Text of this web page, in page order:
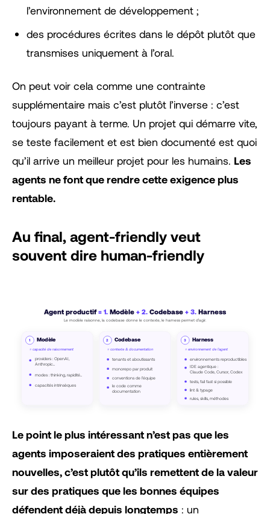
l’environnement de développement ;
des procédures écrites dans le dépôt plutôt que
transmises uniquement à l’oral.
On peut voir cela comme une contrainte
supplémentaire mais c’est plutôt l’inverse : c’est
toujours payant à terme. Un projet qui démarre vite,
se teste facilement et est bien documenté est quoi
qu’il arrive un meilleur projet pour les humains. Les
agents ne font que rendre cette exigence plus
rentable.
Au final, agent-friendly veut
souvent dire human-friendly
Agent productif=1. Modèle+ 2. Codebase+ 3. Harness
Le modèle raisonne, la codebase donne le contexte, le harness permet d’agir.
1 Modèle
= capacité de raisonnement
providers : OpenAI,
Anthropic...
modes : thinking, rapidité...
capacités intrinsèques
2 Codebase
= contexte & documentation
tenants et aboutissants
monorepo par produit
conventions de l’équipe
le code comme
documentation
3 Harness
= environnement de l’agent
environnements reproductibles
IDE agentique :
Claude Code, Cursor, Codex
tests, fail fast si possible
lint & typage
rules, skills, méthodes
Le point le plus intéressant n’est pas que les
agents imposeraient des pratiques entièrement
nouvelles, c’est plutôt qu’ils remettent de la valeur
sur des pratiques que les bonnes équipes
défendent déjà depuis longtemps : un